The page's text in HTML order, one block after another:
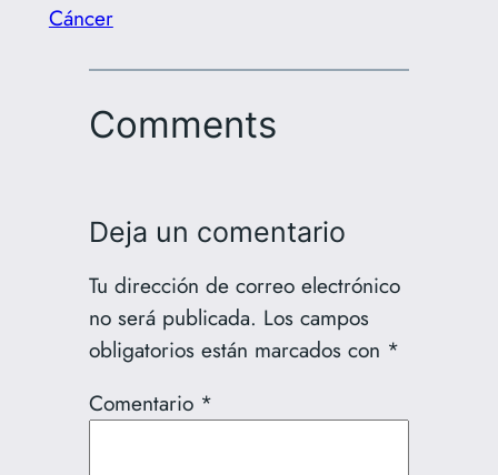
Cáncer
Comments
Deja un comentario
Tu dirección de correo electrónico
no será publicada. Los campos
obligatorios están marcados con *
Comentario *